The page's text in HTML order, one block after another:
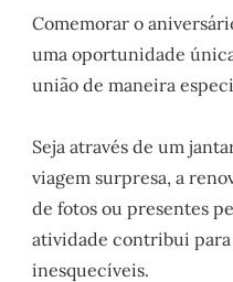
Comemorar o
uma oportunidade
união de maneira
Seja através de um
viagem surpresa, a
de fotos ou presentes
atividade contribui
inesquecíveis.